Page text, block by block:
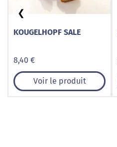
KOUGELHOPF SALE
8,40 €
Voir le produit
❮